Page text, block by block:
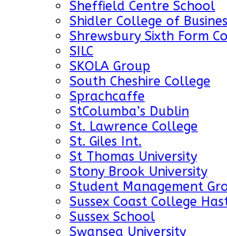
Sheffield Centre School
Shidler College of
Shrewsbury Sixth Form
SILC
SKOLA Group
South Cheshire College
Sprachcaffe
StColumba’s Dublin
St. Lawrence College
St. Giles Int.
St Thomas University
Stony Brook University
Student Management
Sussex Coast College
Sussex School
Swansea University